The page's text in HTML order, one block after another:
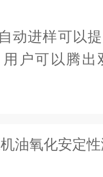
动进样可以
户可以腾
油氧化安定